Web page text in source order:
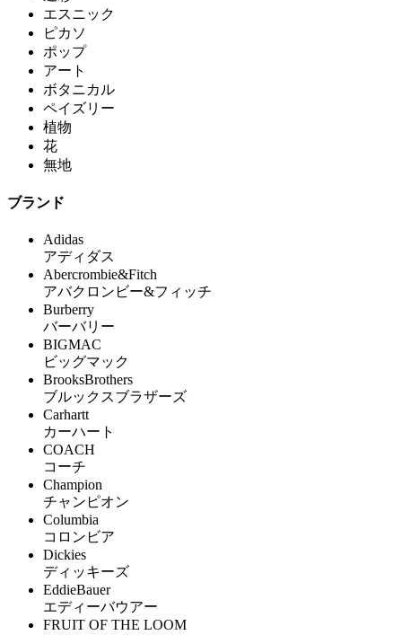
エスニック
ピカソ
ポップ
アート
ボタニカル
ペイズリー
植物
花
無地
ブランド
Adidas
アディダス
Abercrombie&Fitch
アバクロンビー&フィッチ
Burberry
バーバリー
BIGMAC
ビッグマック
BrooksBrothers
ブルックスブラザーズ
Carhartt
カーハート
COACH
コーチ
Champion
チャンピオン
Columbia
コロンビア
Dickies
ディッキーズ
EddieBauer
エディーバウアー
FRUIT OF THE LOOM